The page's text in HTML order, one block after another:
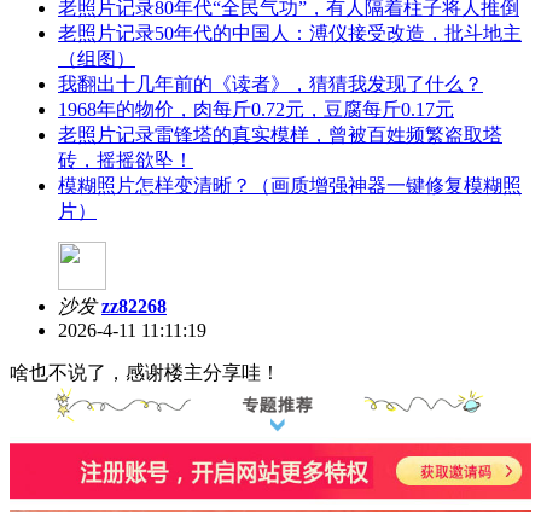
老照片记录80年代“全民气功”，有人隔着柱子将人推倒
老照片记录50年代的中国人：溥仪接受改造，批斗地主
（组图）
我翻出十几年前的《读者》，猜猜我发现了什么？
1968年的物价，肉每斤0.72元，豆腐每斤0.17元
老照片记录雷锋塔的真实模样，曾被百姓频繁盗取塔
砖，摇摇欲坠！
模糊照片怎样变清晰？（画质增强神器一键修复模糊照
片）
沙发 zz82268
2026-4-11 11:11:19
啥也不说了，感谢楼主分享哇！